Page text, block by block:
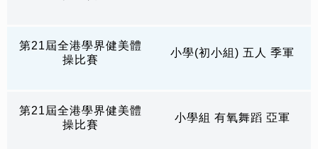
第21屆全港學界健美體
操比賽
小學(初小組) 五人 季軍
第21屆全港學界健美體
操比賽
小學組 有氧舞蹈 亞軍